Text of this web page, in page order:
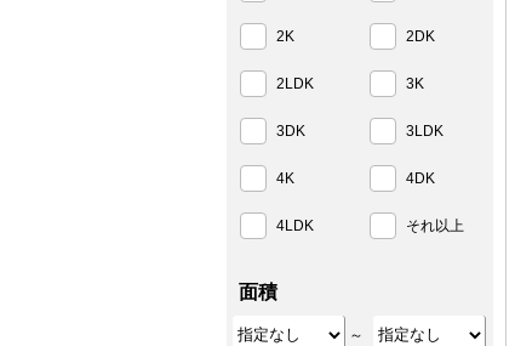
2K 2DK
2LDK 3K
3DK 3LDK
4K 4DK
4LDK それ以上
面積
～